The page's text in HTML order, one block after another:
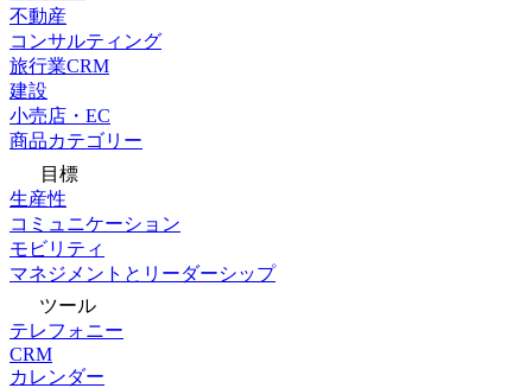
不動産
コンサルティング
旅行業CRM
建設
小売店・EC
商品カテゴリー
目標
生産性
コミュニケーション
モビリティ
マネジメントとリーダーシップ
ツール
テレフォニー
CRM
カレンダー